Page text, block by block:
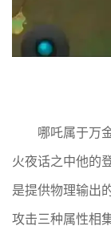
哪吒属于万
火夜话之中他的
是提供物理输出
攻击三种属性相